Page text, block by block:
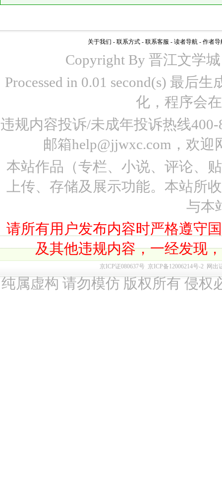
关于我们 - 联系方式 - 联系客服 - 读者导航 - 作者导
Copyright By 晋江文学
Processed in 0.01 second(s) 最后
化，程序会
违规内容投诉/未成年投诉热线
邮箱help@jjwxc.com，欢
本站作品（专栏、小说、评论、
上传、存储及展示功能。本站所
与本
请所有用户发布内容时严格遵守
及其他违规内容，一经发现
京ICP证080637号 京ICP备12006214号-2 网出
纯属虚构 请勿模仿 版权所有 侵权